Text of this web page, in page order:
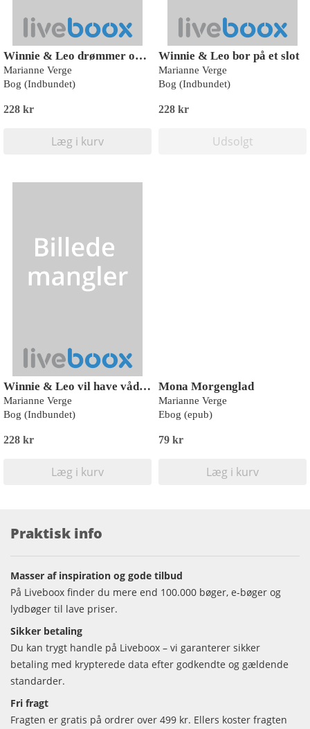
Winnie & Leo drømmer om dagen
Marianne Verge
Bog (Indbundet)
228 kr
Læg i kurv
Winnie & Leo bor på et slot
Marianne Verge
Bog (Indbundet)
228 kr
Udsolgt
Winnie & Leo vil have våde vandpytter
Marianne Verge
Bog (Indbundet)
228 kr
Læg i kurv
Mona Morgenglad
Marianne Verge
Ebog (epub)
79 kr
Læg i kurv
Praktisk info
Masser af inspiration og gode tilbud
På Liveboox finder du mere end 100.000 bøger, e-bøger og
lydbøger til lave priser.
Sikker betaling
Du kan trygt handle på Liveboox – vi garanterer sikker
betaling med krypterede data efter godkendte og gældende
standarder.
Fri fragt
Fragten er gratis på ordrer over 499 kr. Ellers koster fragten